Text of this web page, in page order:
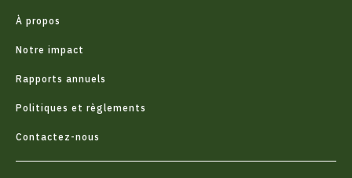
À propos
Notre impact
Rapports annuels
Politiques et règlements
Contactez-nous